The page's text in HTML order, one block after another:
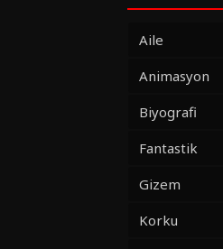
Aile
Animasyon
Biyografi
Fantastik
Gizem
Korku